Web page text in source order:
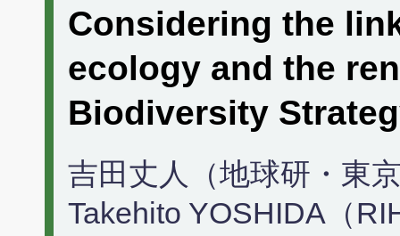
Considering the
ecology and the
Biodiversity
吉田丈人（地球研・東
Takehito YOSHIDA（